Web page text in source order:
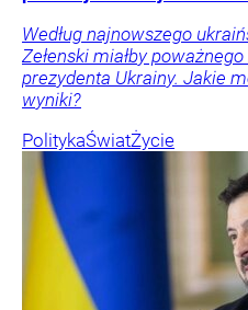
Według najnowszego
Zełenski miałby
prezydenta Ukrainy. Jakie
wyniki?
PolitykaŚwiatŻycie